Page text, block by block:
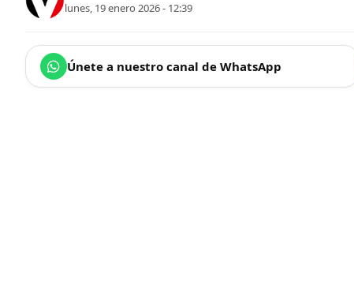
lunes, 19 enero 2026 - 12:39
Únete a nuestro canal de WhatsApp